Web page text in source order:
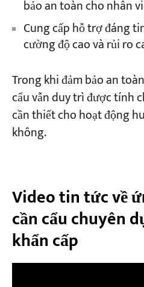
bảo an toàn cho nhân
Cung cấp hỗ trợ đáng
cường độ cao và rủi ro
Trong khi đảm bảo an
cẩu vẫn duy trì được tính
cần thiết cho hoạt động
không.
Video tin tức về
cần cẩu chuyên
khẩn cấp